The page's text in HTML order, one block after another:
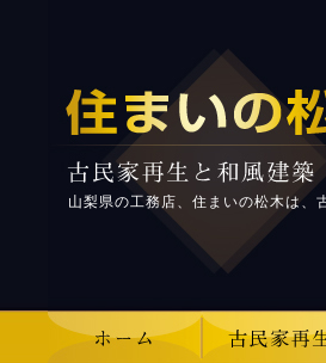
山梨県の工務店、住まいの松木は、